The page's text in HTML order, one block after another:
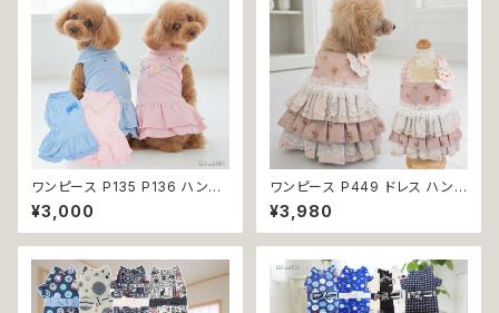
ワンピース P135 P136 ハンド
メイド ピンク ブルー ナチュラル
カラー パステルカラー ふんわり
カラー キラキラ ドッグウェア do
わいい おしゃれ デイリー フリン
ジ リボン ビーズ フリル ティア
ード 小型犬 返品交換不可
¥3,000
ワンピース P449 ドレス ハンド
メイド コットン うさぎ ラビット
花 小花 ピンク ドックウェア 犬
用 服 犬服 猫服 犬の服 猫の服
服 犬の洋服 洋服 小型犬 中型
犬 おしゃれ かわいい 可愛い 返
品交換不可
¥3,980